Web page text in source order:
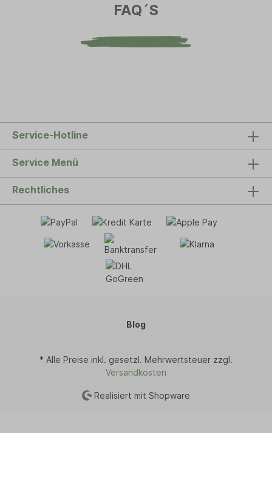
FAQ´S
Service-Hotline
Service Menü
Rechtliches
Blog
* Alle Preise inkl. gesetzl. Mehrwertsteuer zzgl.
Versandkosten
Realisiert mit Shopware